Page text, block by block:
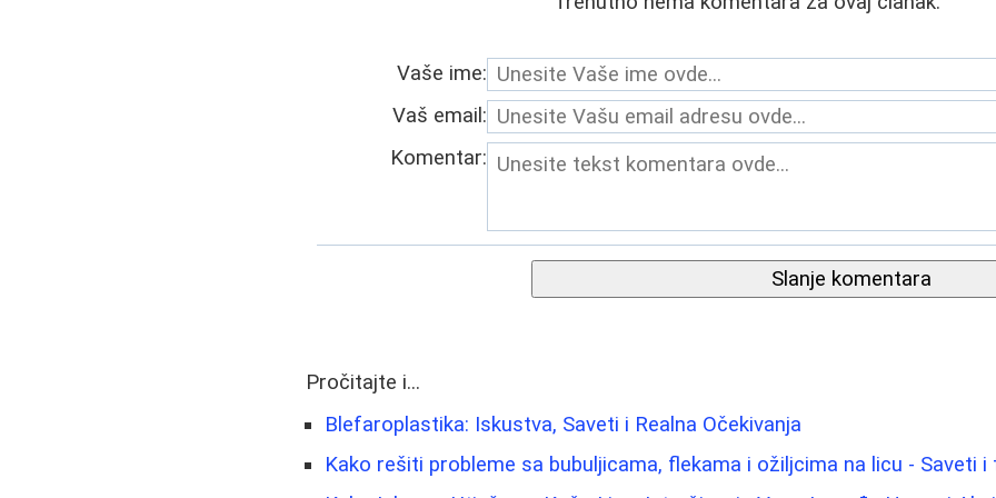
Vaše ime:
Vaš email:
Komentar:
Slanje komentara
Pročitajte i...
Blefaroplastika: Iskustva, Saveti i Realna Očekivanja
Kako rešiti probleme sa bubuljicama, flekama i ožiljcima na licu - Saveti i